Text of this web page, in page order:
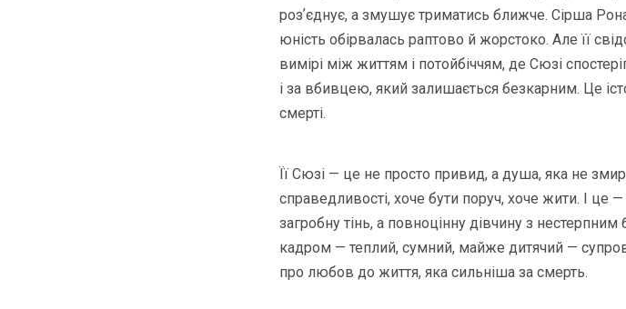
розʼєднує, а змушує триматись ближче. Сірша
юність обірвалась раптово й жорстоко. Але її
вимірі між життям і потойбіччям, де Сюзі
і за вбивцею, який залишається безкарним. Це
смерті.
Її Сюзі — це не просто привид, а душа, яка не
справедливості, хоче бути поруч, хоче жити. І це
загробну тінь, а повноцінну дівчину з
кадром — теплий, сумний, майже дитячий —
про любов до життя, яка сильніша за смерть.